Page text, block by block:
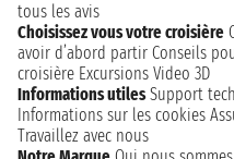
tous les avis
Choisissez vous votre croisière
avoir d’abord partir Conseils
croisière Excursions Video 3D
Informations utiles Support
Informations sur les cookies
Travaillez avec nous